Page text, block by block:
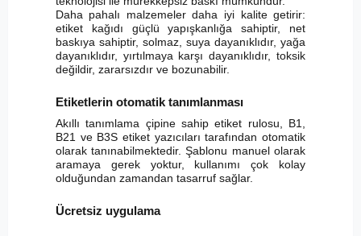
Daha pahalı malzemeler daha iyi kalite getirir:
etiket kağıdı güçlü yapışkanlığa sahiptir, net
baskıya sahiptir, solmaz, suya dayanıklıdır, yağa
dayanıklıdır, yırtılmaya karşı dayanıklıdır, toksik
değildir, zararsızdır ve bozunabilir.
Etiketlerin otomatik tanımlanması
Akıllı tanımlama çipine sahip etiket rulosu, B1,
B21 ve B3S etiket yazıcıları tarafından otomatik
olarak tanınabilmektedir. Şablonu manuel olarak
aramaya gerek yoktur, kullanımı çok kolay
olduğundan zamandan tasarruf sağlar.
Ücretsiz uygulama